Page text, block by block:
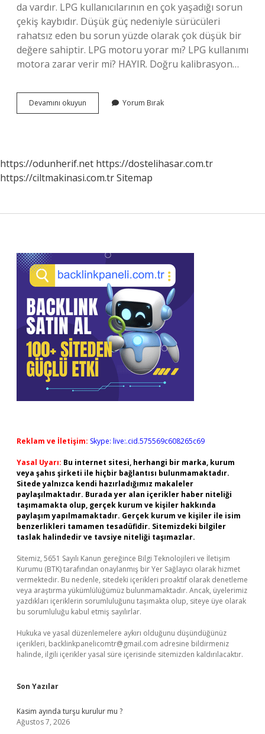
da vardır. LPG kullanıcılarının en çok yaşadığı sorun
çekiş kaybıdır. Düşük güç nedeniyle sürücüleri
rahatsız eden bu sorun yüzde olarak çok düşük bir
değere sahiptir. LPG motoru yorar mı? LPG kullanımı
motora zarar verir mi? HAYIR. Doğru kalibrasyon…
Devamını okuyun
Motor
Yorum Bırak
https://odunherif.net https://dostelihasar.com.tr
https://ciltmakinasi.com.trSitemap
Sidebar
Reklam ve İletişim: Skype: live:.cid.575569c608265c69
Yasal Uyarı: Bu internet sitesi, herhangi bir marka, kurum
veya şahıs şirketi ile hiçbir bağlantısı bulunmamaktadır.
Sitede yalnızca kendi hazırladığımız makaleler
paylaşılmaktadır. Burada yer alan içerikler haber niteliği
taşımamakta olup, gerçek kurum ve kişiler hakkında
paylaşım yapılmamaktadır. Gerçek kurum ve kişiler ile isim
benzerlikleri tamamen tesadüfidir. Sitemizdeki bilgiler
taslak halindedir ve tavsiye niteliği taşımazlar.
Sitemiz, 5651 Sayılı Kanun gereğince Bilgi Teknolojileri ve İletişim
Kurumu (BTK) tarafından onaylanmış bir Yer Sağlayıcı olarak hizmet
vermektedir. Bu nedenle, sitedeki içerikleri proaktif olarak denetleme
veya araştırma yükümlülüğümüz bulunmamaktadır. Ancak, üyelerimiz
yazdıkları içeriklerin sorumluluğunu taşımakta olup, siteye üye olarak
bu sorumluluğu kabul etmiş sayılırlar.
Hukuka ve yasal düzenlemelere aykırı olduğunu düşündüğünüz
içerikleri, backlinkpanelicomtr@gmail.com adresine bildirmeniz
halinde, ilgili içerikler yasal süre içerisinde sitemizden kaldırılacaktır.
Son Yazılar
Kasim ayında turşu kurulur mu ?
Ağustos 7, 2026